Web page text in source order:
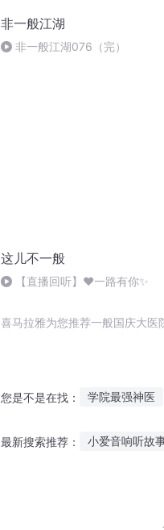
非一般江湖
非一般江湖076（完）
这儿不一般
【直播回听】❤️一路有你✨
喜马拉雅为您推荐一般国庆大医
您是不是在找： 学院最强神医
最新搜索推荐： 小爱音响听故